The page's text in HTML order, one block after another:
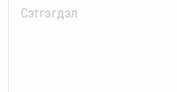
Comment